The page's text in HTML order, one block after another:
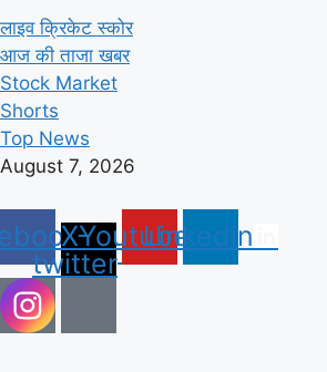
लाइव क्रिकेट स्कोर
आज की ताजा खबर
Stock Market
Shorts
Top News
August 7, 2026
X-
twitter
YoutubeLinkedin